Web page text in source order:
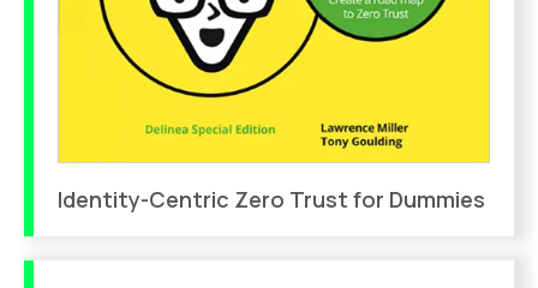
Identity-Centric Zero Trust for Dummies